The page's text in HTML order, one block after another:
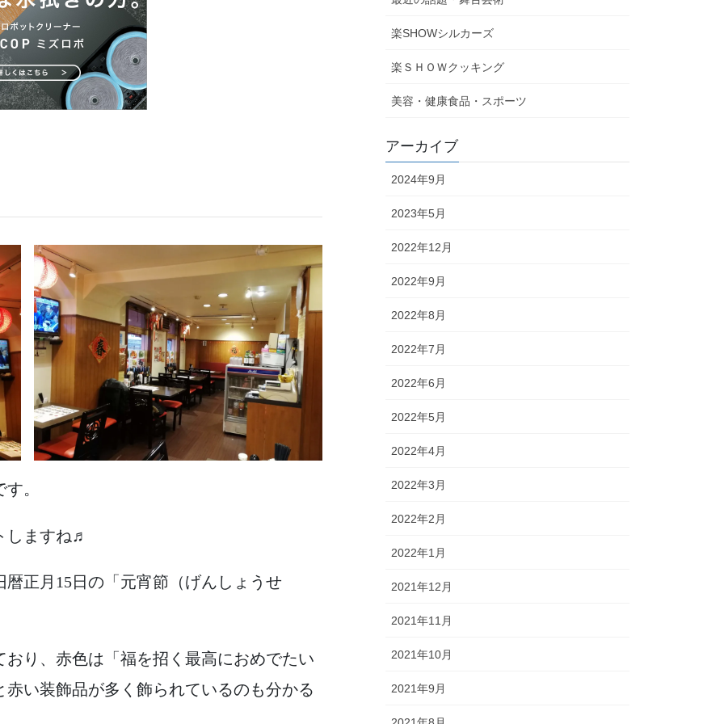
。
しますね♬
正月15日の「元宵節（げんしょうせ
り、赤色は「福を招く最高におめでたい
い装飾品が多く飾られているのも分かる
楽SHOWシルカーズ
楽ＳＨＯＷクッキング
美容・健康食品・スポーツ
アーカイブ
2024年9月
2023年5月
2022年12月
2022年9月
2022年8月
2022年7月
2022年6月
2022年5月
2022年4月
2022年3月
2022年2月
2022年1月
2021年12月
2021年11月
2021年10月
2021年9月